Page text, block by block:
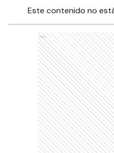
Este contenido no
Ads